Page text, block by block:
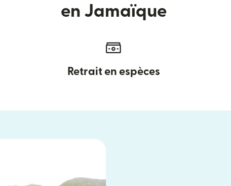
en Jamaïque
Retrait en espèces